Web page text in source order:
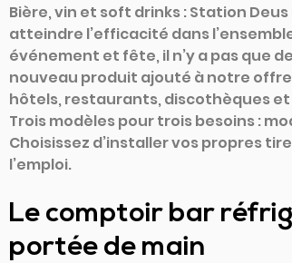
Bière, vin et soft drinks : Station
atteindre l’efficacité dans
événement et fête, il n’y a pas que
nouveau produit ajouté à notre
hôtels, restaurants, discothèques
Trois modèles pour trois besoins :
Choisissez d’installer vos propres
l’emploi.
Le comptoir bar
portée de main